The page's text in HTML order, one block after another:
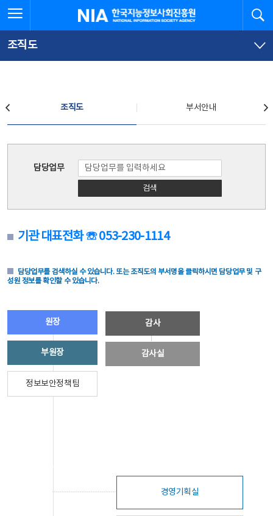
문
로
가
체
뉴
바
가
한국지능정보사회진흥원
조직도
조직도 부서안내
담당업무
검색
기관 대표전화 ☏ 053-230-1114
담당업무를 검색하실 수 있습니다. 또는 조직도의 부서명을 클릭하시면 담당업무 및 구
성원 정보를 확인할 수 있습니다.
원장
부원장
정보보안정책팀
감사
감사실
경영기획실